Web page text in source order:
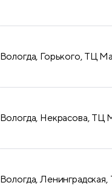
Вологда, Горького, ТЦ
Вологда, Некрасова, ТЦ
Вологда,